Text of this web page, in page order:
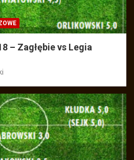
– Zagłębie vs Legia